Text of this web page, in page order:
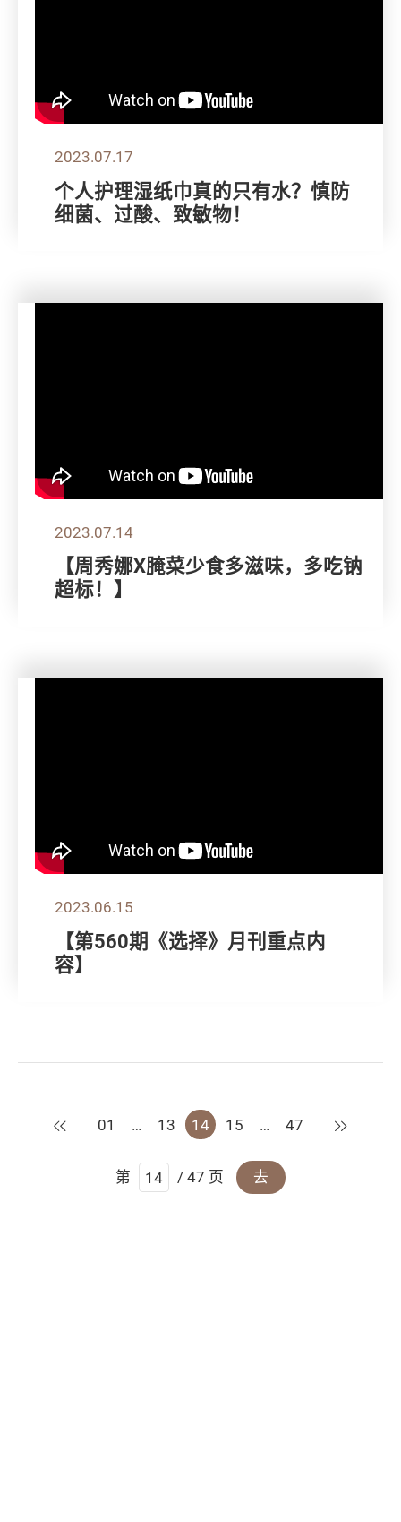
2023.07.17
个人护理湿纸巾真的只有水？慎防
细菌、过酸、致敏物！
2023.07.14
【周秀娜X腌菜少食多滋味，多吃钠
超标！】
2023.06.15
【第560期《选择》月刊重点内
容】
上一页
01 … 13 14 15 … 47 下一页
第 / 47 页 去